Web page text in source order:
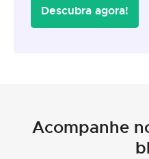
Descubra agora!
Acompanhe